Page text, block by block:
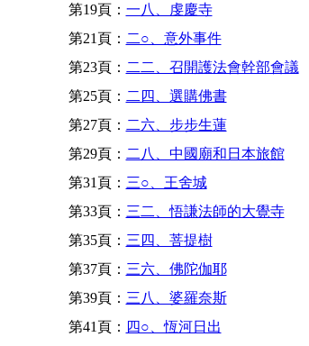
第19頁： 一八、虔慶寺
第21頁： 二○、意外事件
第23頁： 二二、召開護法會幹部會議
第25頁： 二四、選購佛書
第27頁： 二六、步步生蓮
第29頁： 二八、中國廟和日本旅館
第31頁： 三○、王舍城
第33頁： 三二、悟謙法師的大覺寺
第35頁： 三四、菩提樹
第37頁： 三六、佛陀伽耶
第39頁： 三八、婆羅奈斯
第41頁： 四○、恆河日出